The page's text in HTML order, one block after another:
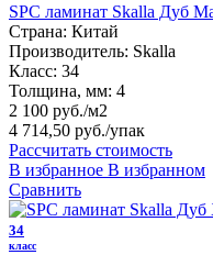
SPC ламинат Skalla Дуб
Страна: Китай
Производитель: Skalla
Класс: 34
Толщина, мм: 4
2 100 руб./м2
4 714,50 руб./упак
Рассчитать стоимость
В избранное В избранном
Сравнить
34
класс